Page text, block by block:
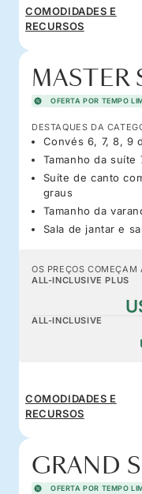
COMODIDADES E
RECURSOS
MASTER
OFERTA POR TEMPO
DESTAQUES DA
Convés 6, 7, 8, 9
Tamanho da suíte
Suíte de canto
graus
Tamanho da
Sala de jantar e
OS PREÇOS COMEÇAM
ALL-INCLUSIVE PLUS
ALL-INCLUSIVE
COMODIDADES E
RECURSOS
GRAND
OFERTA POR TEMPO